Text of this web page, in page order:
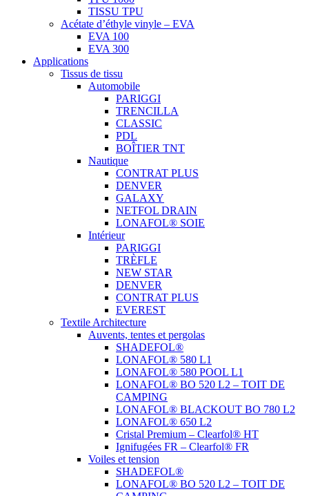
TISSU TPU
Acétate d’éthyle vinyle – EVA
EVA 100
EVA 300
Applications
Tissus de tissu
Automobile
PARIGGI
TRENCILLA
CLASSIC
PDL
BOÎTIER TNT
Nautique
CONTRAT PLUS
DENVER
GALAXY
NETFOL DRAIN
LONAFOL® SOIE
Intérieur
PARIGGI
TRÈFLE
NEW STAR
DENVER
CONTRAT PLUS
EVEREST
Textile Architecture
Auvents, tentes et pergolas
SHADEFOL®
LONAFOL® 580 L1
LONAFOL® 580 POOL L1
LONAFOL® BO 520 L2 – TOIT DE
CAMPING
LONAFOL® BLACKOUT BO 780 L2
LONAFOL® 650 L2
Cristal Premium – Clearfol® HT
Ignifugées FR – Clearfol® FR
Voiles et tension
SHADEFOL®
LONAFOL® BO 520 L2 – TOIT DE